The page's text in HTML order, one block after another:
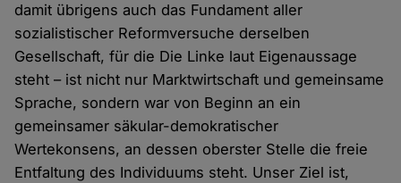
damit übrigens auch das Fundament aller
sozialistischer Reformversuche derselben
Gesellschaft, für die Die Linke laut Eigenaussage
steht – ist nicht nur Marktwirtschaft und gemeinsame
Sprache, sondern war von Beginn an ein
gemeinsamer säkular-demokratischer
Wertekonsens, an dessen oberster Stelle die freie
Entfaltung des Individuums steht. Unser Ziel ist,